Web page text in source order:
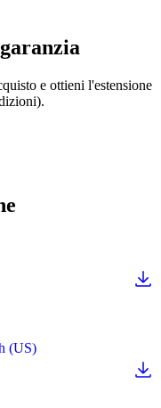
e ottieni l'estensione
(US)